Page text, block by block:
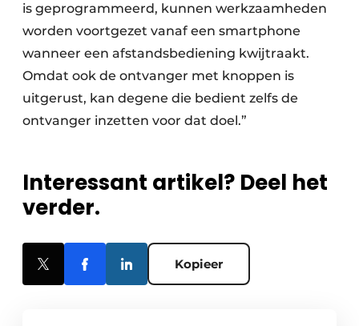
is geprogrammeerd, kunnen werkzaamheden
worden voortgezet vanaf een smartphone
wanneer een afstandsbediening kwijtraakt.
Omdat ook de ontvanger met knoppen is
uitgerust, kan degene die bedient zelfs de
ontvanger inzetten voor dat doel.”
Interessant artikel? Deel het
verder.
Kopieer